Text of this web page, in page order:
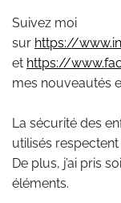
Suivez moi
sur https://
et https://
mes nouveautés
La sécurité des
utilisés
De plus, j’ai pris
éléments.